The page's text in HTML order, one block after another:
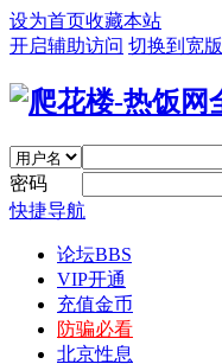
设为首页收藏本站
开启辅助访问 切换到宽版
密码
快捷导航
论坛BBS
VIP开通
充值金币
防骗必看
北京性息